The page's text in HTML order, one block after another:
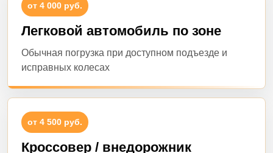
от 4 000 руб.
Легковой автомобиль по зоне
Обычная погрузка при доступном подъезде и
исправных колесах
от 4 500 руб.
Кроссовер / внедорожник